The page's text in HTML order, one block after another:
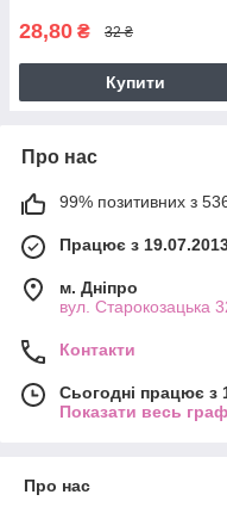
28,80 ₴ 32 ₴
Купити
Про нас
99% позитивних з 536
Працює з
м. Дніпро
вул. Старокозацька
Контакти
Сьогодні працює з
Показати весь
Про нас